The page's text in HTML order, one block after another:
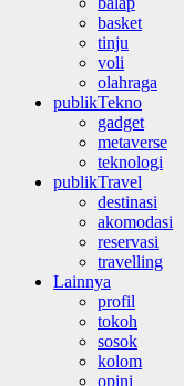
basket
tinju
voli
olahraga
publikTekno
gadget
metaverse
teknologi
publikTravel
destinasi
akomodasi
reservasi
travelling
Lainnya
profil
tokoh
sosok
kolom
opini